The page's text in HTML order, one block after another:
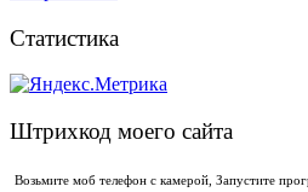
Статистика
Штрихкод моего сайта
Возьмите моб телефон с камерой, Запустите